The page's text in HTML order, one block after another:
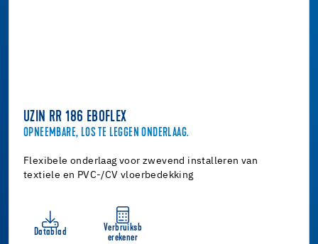
UZIN RR 186 EBOFLEX
OPNEEMBARE, LOS TE LEGGEN ONDERLAAG.
Flexibele onderlaag voor zwevend installeren van
textiele en PVC-/CV vloerbedekking
Datablad
Verbruiksb
erekener